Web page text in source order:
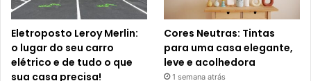
Eletroposto Leroy Merlin:
o lugar do seu carro
elétrico e de tudo o que
sua casa precisa!
Cores Neutras: Tintas
para uma casa elegante,
leve e acolhedora
1 semana atrás